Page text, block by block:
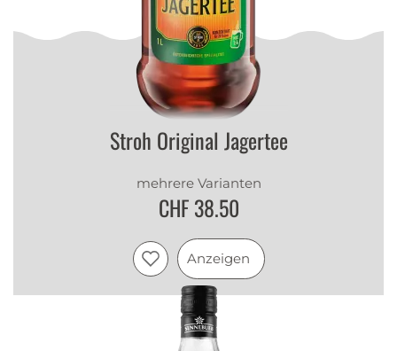
Stroh Original Jagertee
mehrere Varianten
CHF 38.50
Anzeigen